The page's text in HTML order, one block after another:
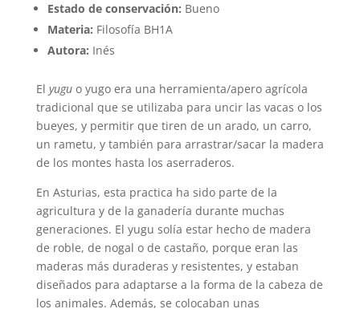
Estado de conservación: Bueno
Materia: Filosofía BH1A
Autora: Inés
El yuguo yugo era una herramienta/apero agrícola
tradicional que se utilizaba para uncir las vacas o los
bueyes, y permitir que tiren de un arado, un carro,
un rametu, y también para arrastrar/sacar la madera
de los montes hasta los aserraderos.
En Asturias, esta practica ha sido parte de la
agricultura y de la ganadería durante muchas
generaciones. El yugu solía estar hecho de madera
de roble, de nogal o de castaño, porque eran las
maderas más duraderas y resistentes, y estaban
diseñados para adaptarse a la forma de la cabeza de
los animales. Además, se colocaban unas